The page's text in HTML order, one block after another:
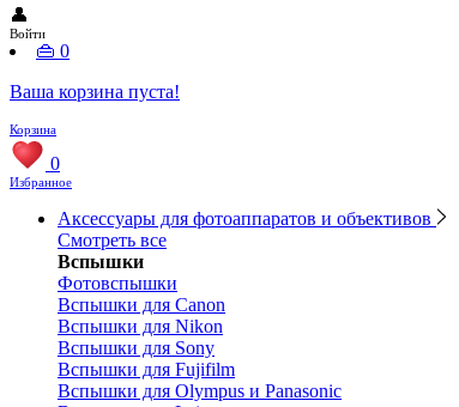
👤
Войти
👜 0
Ваша корзина пуста!
Корзина
0
Избранное
Аксессуары для фотоаппаратов и объективов
Смотреть все
Вспышки
Фотовспышки
Вспышки для Canon
Вспышки для Nikon
Вспышки для Sony
Вспышки для Fujifilm
Вспышки для Olympus и Panasonic